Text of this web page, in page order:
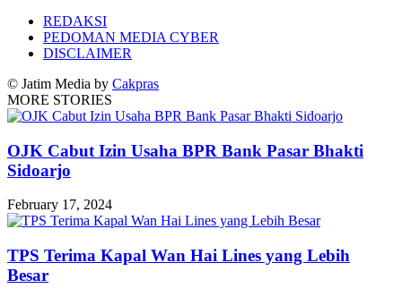
REDAKSI
PEDOMAN MEDIA CYBER
DISCLAIMER
© Jatim Media by Cakpras
MORE STORIES
OJK Cabut Izin Usaha BPR Bank Pasar Bhakti
Sidoarjo
February 17, 2024
TPS Terima Kapal Wan Hai Lines yang Lebih
Besar